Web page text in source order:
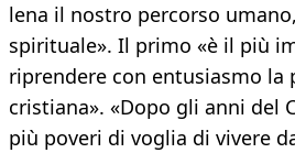
lena il nostro percorso
spirituale». Il primo «è il più
riprendere con entusiasmo la
cristiana». «Dopo gli anni del
più poveri di voglia di vivere